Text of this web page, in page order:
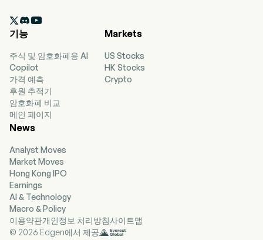

기능
주식 및 암호화폐용 AI
Copilot
가격 예측
후원 추적기
암호화폐 비교
메인 페이지
Markets
US Stocks
HK Stocks
Crypto
News
Analyst Moves
Market Moves
Hong Kong IPO
Earnings
AI & Technology
Macro & Policy
이용약관개인정보 처리방침사이트맵
© 2026 Edgen에서 제공